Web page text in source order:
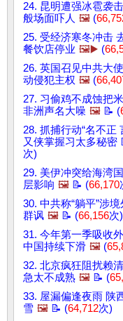
24. 昆明遭强冰雹袭
般场面吓人 🖼️ (
25. 受经济寒冬冲击
餐饮店停业 🖼️▶️ (
26. 英国召见中共大
动侵犯主权 🖼️ (
27. 习偷鸡不成蚀把
非洲声名大噪 🖼️ 📝 (
28. 抓捕行动“名不正
又侠掌握习太多秘密
次)
29. 美伊冲突给海湾
层影响 🖼️ 📝 (66,170
30. 中共称“躺平”涉
群讽 🖼️ 📝 (66,156次)
31. 今年第一季吸收
中国持续下滑 🖼️ (
32. 北京疯狂阻扰赖
急太不成熟 🖼️ 📝 (
33. 屋漏偏逢夜雨 陕
雪 🖼️ 📝 (64,712次)